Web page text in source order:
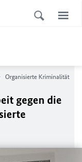
Organisierte Kriminalität
gegen die